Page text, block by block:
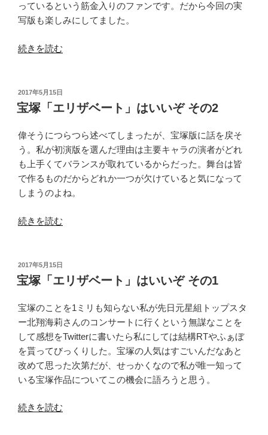
っているという筋金入りのファンです。だから今回の実
写版も楽しみにしてました。
“違
う
そ
じ
ゃ
な
い！
「美
と
の
続きを読む
投
稿
日:
2017年5月15日
宝塚「エリザベート」はいいぞ その2
偉そうにつらつら述べてしまったが、宝塚版に話を戻そ
う。私が初演版を選んだ理由は主要キャラの演者がどれ
も上手くてバランスが取れているからだった。舞台は皆
で作るものだからどれか一つが欠けていると気になって
しまうのよね。
“宝
リ
ザ
ー
ト」
は
い
い
ぞ
の
続きを読む
投
稿
日:
2017年5月15日
宝塚「エリザベート」はいいぞ その1
宝塚のことを1ミリも知らない私が先日元星組トップスタ
ー北翔海莉さんのコンサートに行くという無謀なことを
して感想をTwitterに書いたら私にしては結構RTやふぁぼ
を貰ってびっくりした。宝塚の人気はすごいんだなあと
改めて思った次第だが、せっかくなので私が唯一知って
いる宝塚作品についてこの機会に語ろうと思う。
“宝
続きを読む